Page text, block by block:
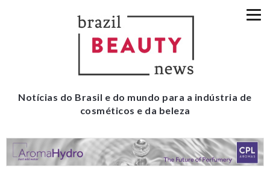
Notícias do Brasil e do mundo para a indústria de
cosméticos e da beleza